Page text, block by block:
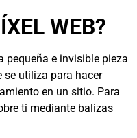
WEB?
pequeña e invisible pieza
se utiliza para hacer
en un sitio. Para
ti mediante balizas